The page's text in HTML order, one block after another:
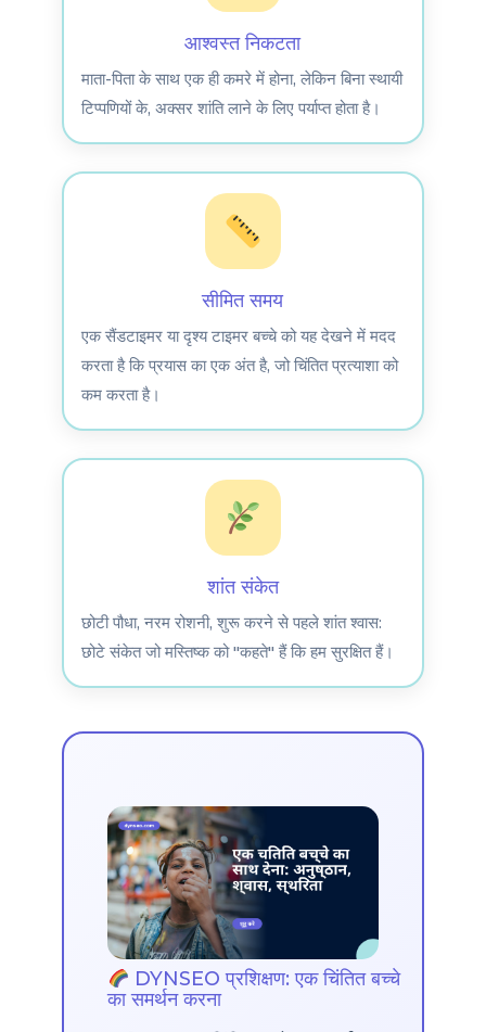
आश्वस्त निकटता
माता-पिता के साथ एक ही कमरे में होना, लेकिन बिना स्थायी
टिप्पणियों के, अक्सर शांति लाने के लिए पर्याप्त होता है।
सीमित समय
एक सैंडटाइमर या दृश्य टाइमर बच्चे को यह देखने में मदद
करता है कि प्रयास का एक अंत है, जो चिंतित प्रत्याशा को
कम करता है।
शांत संकेत
छोटी पौधा, नरम रोशनी, शुरू करने से पहले शांत श्वास:
छोटे संकेत जो मस्तिष्क को "कहते" हैं कि हम सुरक्षित हैं।
DYNSEO प्रशिक्षण: एक चिंतित बच्चे
का समर्थन करना